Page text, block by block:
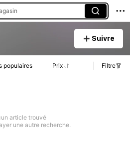
Suivre
populaires Prix Filtre
article trouvé
une autre recherche.